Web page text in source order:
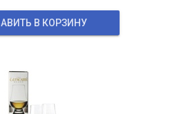
В КОРЗИНУ